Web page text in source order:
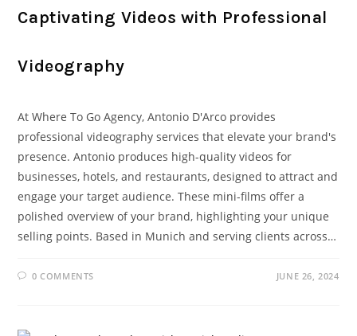
Captivating Videos with Professional
Videography
At Where To Go Agency, Antonio D'Arco provides
professional videography services that elevate your brand's
presence. Antonio produces high-quality videos for
businesses, hotels, and restaurants, designed to attract and
engage your target audience. These mini-films offer a
polished overview of your brand, highlighting your unique
selling points. Based in Munich and serving clients across…
0 COMMENTS JUNE 26, 2024